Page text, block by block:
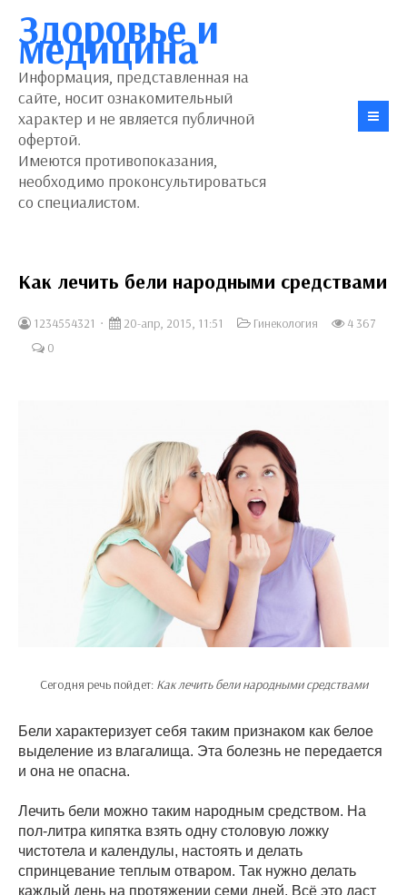
Здоровье и
медицина
Информация, представленная на
сайте, носит ознакомительный
характер и не является публичной
офертой.
Имеются противопоказания,
необходимо проконсультироваться
со специалистом.
Как лечить бели народными средствами
1234554321 20-апр, 2015, 11:51 Гинекология
4 367
0
Сегодня речь пойдет: Как лечить бели народными средствами
Бели характеризует себя таким признаком как белое
выделение из влагалища. Эта болезнь не передается
и она не опасна.
Лечить бели можно таким народным средством. На
пол-литра кипятка взять одну столовую ложку
чистотела и календулы, настоять и делать
спринцевание теплым отваром. Так нужно делать
каждый день на протяжении семи дней. Всё это даст